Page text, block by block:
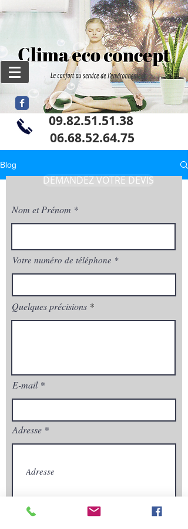
09.82.51.51.38
06.68.52.64.75
Blog
DEMANDEZ VOTRE DEVIS
Nom et Prénom
Votre numéro de téléphone
Quelques précisions
E-mail
Adresse
Envoyez